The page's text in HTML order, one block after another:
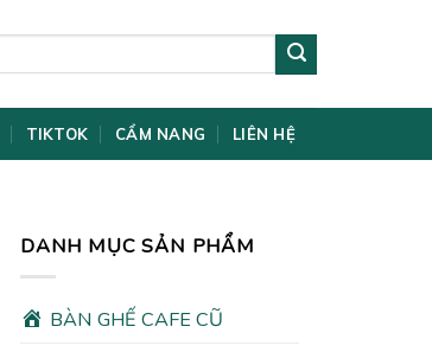
TIKTOK CẨM NANG LIÊN HỆ
DANH MỤC SẢN PHẨM
BÀN GHẾ CAFE CŨ